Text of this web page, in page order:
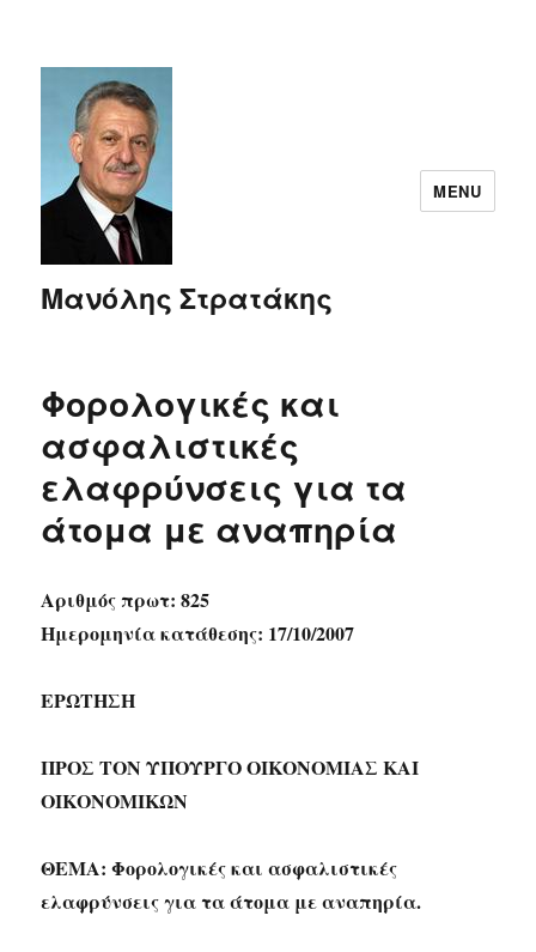
Μανόλης Στρατάκης
MENU
Φορολογικές και
ασφαλιστικές
ελαφρύνσεις για τα
άτομα με αναπηρία
Αριθμός πρωτ: 825
Ημερομηνία κατάθεσης: 17/10/2007
ΕΡΩΤΗΣΗ
ΠΡΟΣ ΤΟΝ ΥΠΟΥΡΓΟ ΟΙΚΟΝΟΜΙΑΣ ΚΑΙ
ΟΙΚΟΝΟΜΙΚΩΝ
ΘΕΜΑ: Φορολογικές και ασφαλιστικές
ελαφρύνσεις για τα άτομα με αναπηρία.